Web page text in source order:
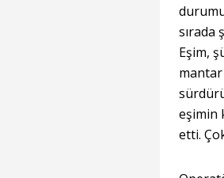
sırada
Eşim,
mantar
eşimin
etti.